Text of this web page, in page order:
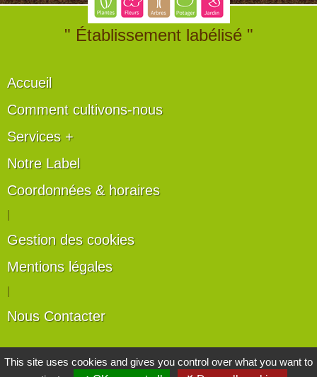
" Établissement labélisé "
Accueil
Comment cultivons-nous
Services +
Notre Label
Coordonnées & horaires
Gestion des cookies
Mentions légales
Nous Contacter
Les artisans du végétal
This site uses cookies and gives you control over what you want to